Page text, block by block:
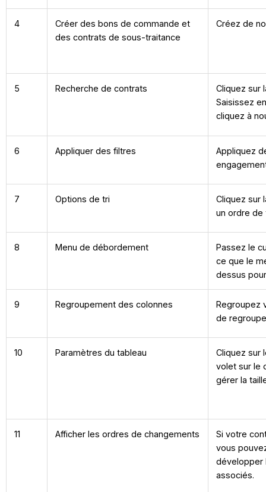
4
Créer des bons de commande et
des contrats de sous-traitance
Créez de
5 Recherche de contrats
Cliquez sur
Saisissez
cliquez à
6 Appliquer des filtres
Appliquez
7 Options de tri
Cliquez sur
un ordre de
8 Menu de débordement
Passez le
ce que le
dessus
9 Regroupement des colonnes
Regroupez
de
10 Paramètres du tableau
Cliquez sur
volet sur le
gérer la
11 Afficher les ordres de changements
Si votre
vous
développer
associés.